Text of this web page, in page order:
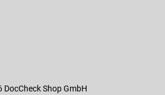
Shop GmbH